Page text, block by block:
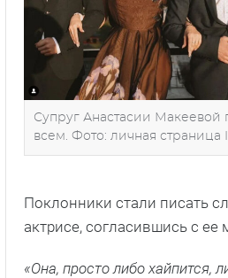
Супруг Анастасии Макеевой
всем. Фото: личная страница
Поклонники стали писать
актрисе, согласившись с ее
«Она, просто либо хайпится,